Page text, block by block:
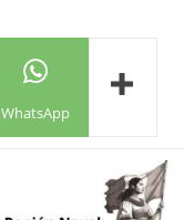
WhatsApp